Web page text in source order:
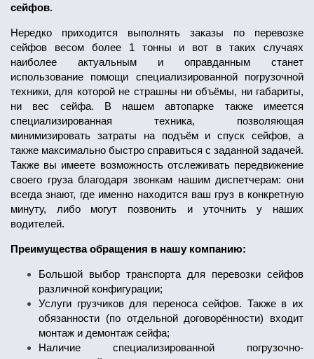
сейфов.
Нередко приходится выполнять заказы по перевозке
сейфов весом более 1 тонны и вот в таких случаях
наиболее актуальным и оправданным станет
использование помощи специализированной погрузочной
техники, для которой не страшны ни объёмы, ни габариты,
ни вес сейфа. В нашем автопарке также имеется
специализированная техника, позволяющая
минимизировать затраты на подъём и спуск сейфов, а
также максимально быстро справиться с заданной задачей.
Также вы имеете возможность отслеживать передвижение
своего груза благодаря звонкам нашим диспетчерам: они
всегда знают, где именно находится ваш груз в конкретную
минуту, либо могут позвонить и уточнить у наших
водителей.
Преимущества обращения в нашу компанию:
Большой выбор транспорта для перевозки сейфов
различной конфигурации;
Услуги грузчиков для переноса сейфов. Также в их
обязанности (по отдельной договорённости) входит
монтаж и демонтаж сейфа;
Наличие специализированной погрузочно-